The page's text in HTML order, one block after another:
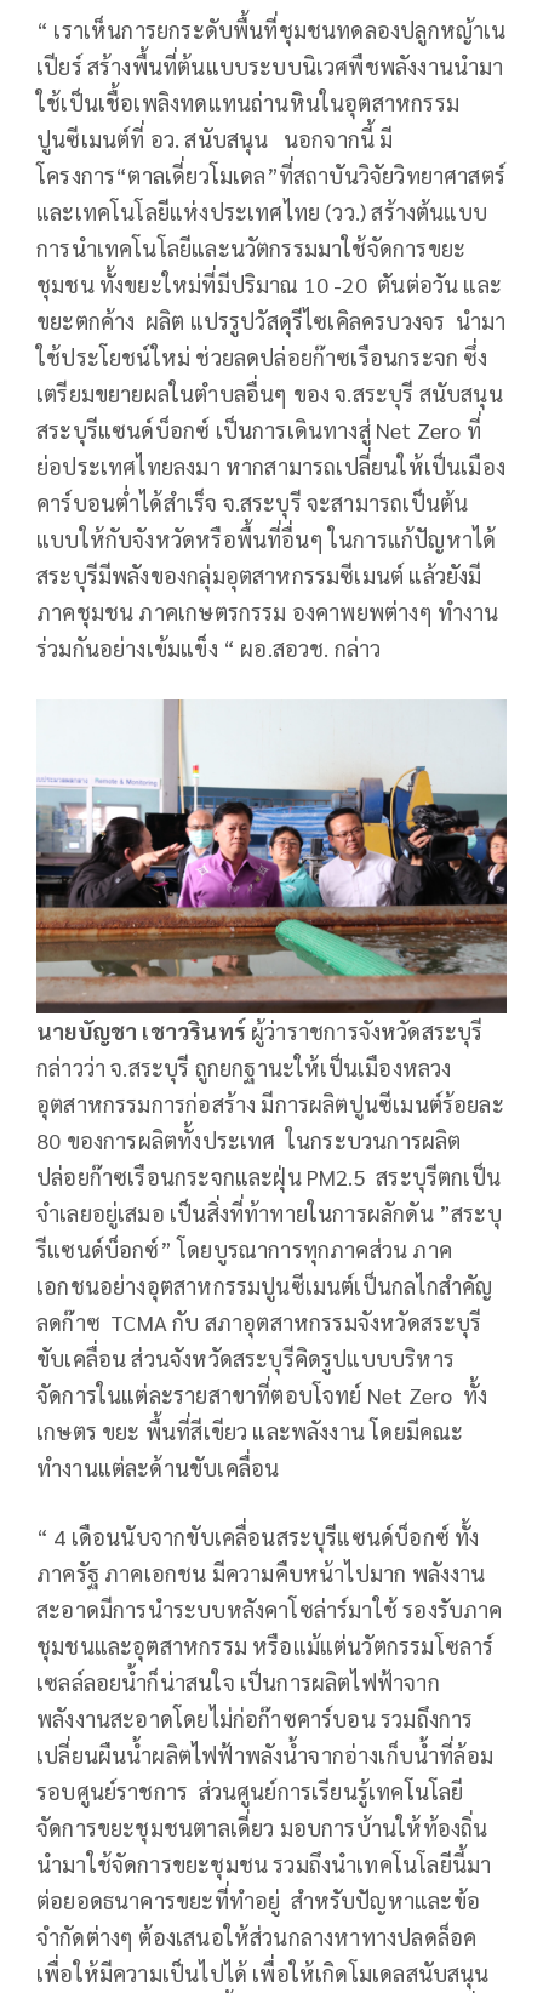
“ เราเห็นการยกระดับพื้นที่ชุมชนทดลองปลูกหญ้าเน
เปียร์ สร้างพื้นที่ต้นแบบระบบนิเวศพืชพลังงานนำมา
ใช้เป็นเชื้อเพลิงทดแทนถ่านหินในอุตสาหกรรม
ปูนซีเมนต์ที่ อว. สนับสนุน นอกจากนี้ มี
โครงการ“ตาลเดี่ยวโมเดล”ที่สถาบันวิจัยวิทยาศาสตร์
และเทคโนโลยีแห่งประเทศไทย (วว.) สร้างต้นแบบ
การนำเทคโนโลยีและนวัตกรรมมาใช้จัดการขยะ
ชุมชน ทั้งขยะใหม่ที่มีปริมาณ 10 -20 ตันต่อวัน และ
ขยะตกค้าง ผลิต แปรรูปวัสดุรีไซเคิลครบวงจร นำมา
ใช้ประโยชน์ใหม่ ช่วยลดปล่อยก๊าซเรือนกระจก ซึ่ง
เตรียมขยายผลในตำบลอื่นๆ ของ จ.สระบุรี สนับสนุน
สระบุรีแซนด์บ็อกซ์ เป็นการเดินทางสู่ Net Zero ที่
ย่อประเทศไทยลงมา หากสามารถเปลี่ยนให้เป็นเมือง
คาร์บอนต่ำได้สำเร็จ จ.สระบุรี จะสามารถเป็นต้น
แบบให้กับจังหวัดหรือพื้นที่อื่นๆ ในการแก้ปัญหาได้
สระบุรีมีพลังของกลุ่มอุตสาหกรรมซีเมนต์ แล้วยังมี
ภาคชุมชน ภาคเกษตรกรรม องคาพยพต่างๆ ทำงาน
ร่วมกันอย่างเข้มแข็ง “ ผอ.สอวช. กล่าว
นายบัญชา เชาวรินทร์ ผู้ว่าราชการจังหวัดสระบุรี
กล่าวว่า จ.สระบุรี ถูกยกฐานะให้เป็นเมืองหลวง
อุตสาหกรรมการก่อสร้าง มีการผลิตปูนซีเมนต์ร้อยละ
80 ของการผลิตทั้งประเทศ ในกระบวนการผลิต
ปล่อยก๊าซเรือนกระจกและฝุ่น PM2.5 สระบุรีตกเป็น
จำเลยอยู่เสมอ เป็นสิ่งที่ท้าทายในการผลักดัน ”สระบุ
รีแซนด์บ็อกซ์” โดยบูรณาการทุกภาคส่วน ภาค
เอกชนอย่างอุตสาหกรรมปูนซีเมนต์เป็นกลไกสำคัญ
ลดก๊าซ TCMA กับ สภาอุตสาหกรรมจังหวัดสระบุรี
ขับเคลื่อน ส่วนจังหวัดสระบุรีคิดรูปแบบบริหาร
จัดการในแต่ละรายสาขาที่ตอบโจทย์ Net Zero ทั้ง
เกษตร ขยะ พื้นที่สีเขียว และพลังงาน โดยมีคณะ
ทำงานแต่ละด้านขับเคลื่อน
“ 4 เดือนนับจากขับเคลื่อนสระบุรีแซนด์บ็อกซ์ ทั้ง
ภาครัฐ ภาคเอกชน มีความคืบหน้าไปมาก พลังงาน
สะอาดมีการนำระบบหลังคาโซล่าร์มาใช้ รองรับภาค
ชุมชนและอุตสาหกรรม หรือแม้แต่นวัตกรรมโซลาร์
เซลล์ลอยน้ำก็น่าสนใจ เป็นการผลิตไฟฟ้าจาก
พลังงานสะอาดโดยไม่ก่อก๊าซคาร์บอน รวมถึงการ
เปลี่ยนผืนน้ำผลิตไฟฟ้าพลังน้ำจากอ่างเก็บน้ำที่ล้อม
รอบศูนย์ราชการ ส่วนศูนย์การเรียนรู้เทคโนโลยี
จัดการขยะชุมชนตาลเดี่ยว มอบการบ้านให้ท้องถิ่น
นำมาใช้จัดการขยะชุมชน รวมถึงนำเทคโนโลยีนี้มา
ต่อยอดธนาคารขยะที่ทำอยู่ สำหรับปัญหาและข้อ
จำกัดต่างๆ ต้องเสนอให้ส่วนกลางหาทางปลดล็อค
เพื่อให้มีความเป็นไปได้ เพื่อให้เกิดโมเดลสนับสนุน